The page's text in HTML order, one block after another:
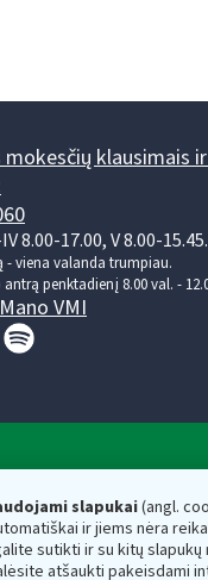
slapukai(angl.
ir jiems nėra
sutikti ir su kitų slapukų
atšaukti pakeisdami
klausimais
8.00-17.00, V 8.00-15.45.
- viena valanda trumpiau.
penktadienį 8.00 val. -
Mano VMI
inspekcija prie
ministerijos
asmens kodas —
osios g. 14, 01107 Vilnius,